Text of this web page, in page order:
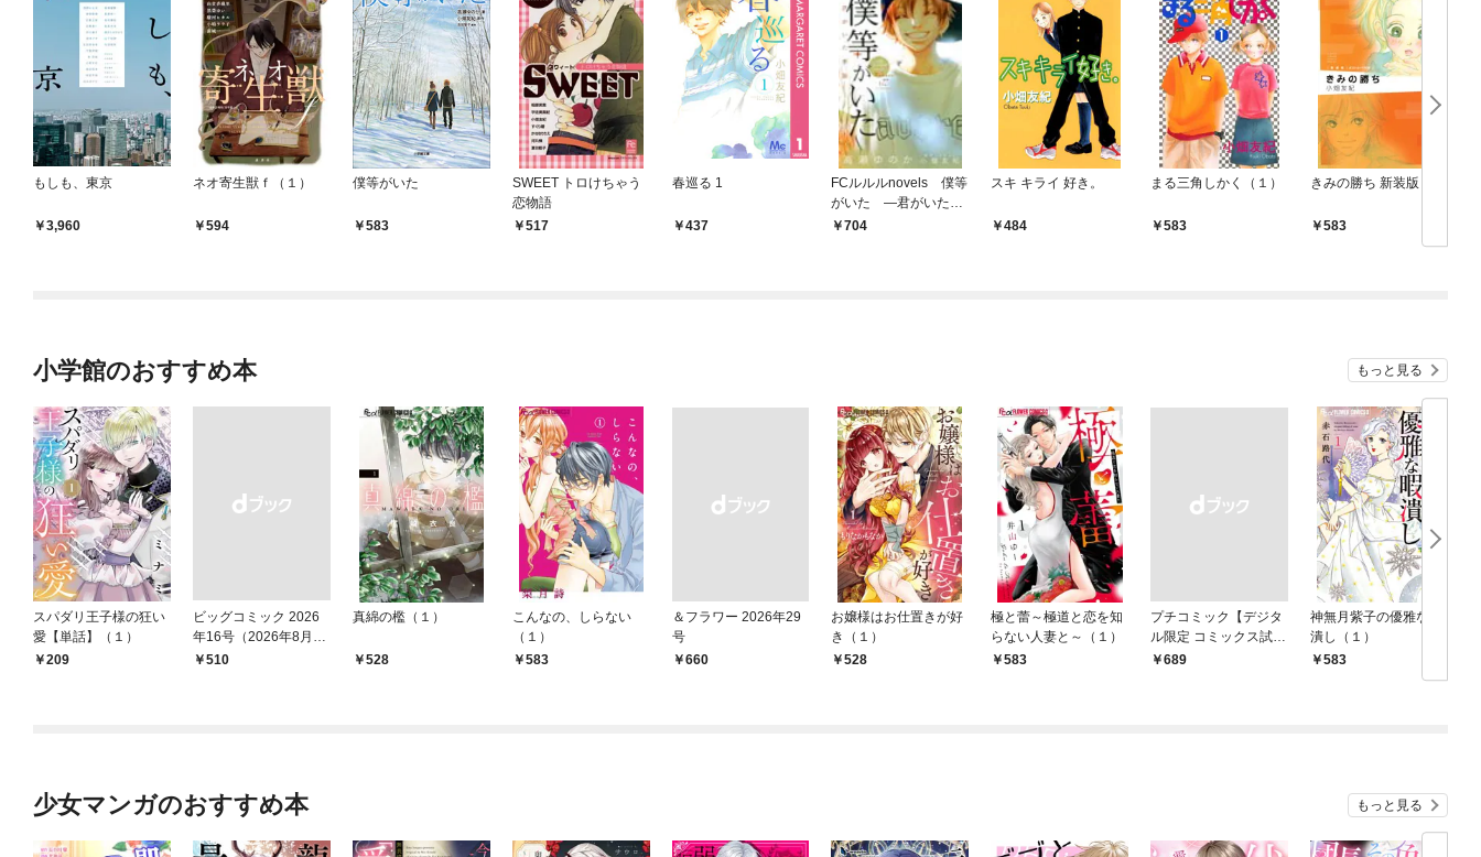
もしも、東京
3,960
ネオ寄生獣ｆ（１）
594
僕等がいた
583
SWEET トロけちゃう
恋物語
517
春巡る 1
437
FCルルルnovels 僕等
がいた ―君がいた季
節―704
スキ キライ 好き。
484
まる三角しかく（１）
583
きみの勝ち 新装版
583
小学館のおすすめ本 もっと見る
スパダリ王子様の狂い
愛【単話】（１）
209
ビッグコミック 2026
年16号（2026年8月7
日発売）
￥510
真綿の檻（１）
528
こんなの、しらない
（１）
583
＆フラワー 2026年29
号
￥660
お嬢様はお仕置きが好
き（１）
528
極と蕾～極道と恋を知
らない人妻と～（１）
583
プチコミック【デジタ
ル限定 コミックス試し
読み特典付き】 2026
￥689
神無月紫子の優雅な暇
潰し（１）
583
少女マンガのおすすめ本 もっと見る